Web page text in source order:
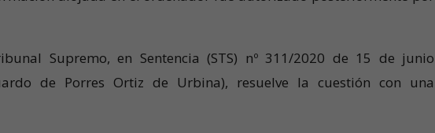
Supremo, en Sentencia (STS) nº 311/2020 de 15 de junio
de Porres Ortiz de Urbina), resuelve la cuestión con una